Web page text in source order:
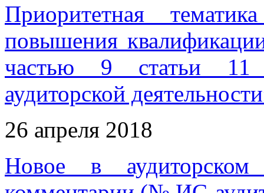
Приоритетная
повышения
частью 9 статьи 11
аудиторской
26 апреля 2018
Новое в аудиторском